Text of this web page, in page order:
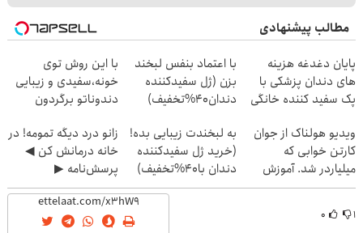
مطالب پیشنهادی
پایان دغدغه هزینه
های دندان پزشکی با
پک سفید کننده خانگی
با اعتماد بنفس لبخند
بزن (ژل سفیدکننده
دندان40%تخفیف)
با این روش توی
خونه،سفیدی و زیبایی
دندوناتو برگردون
ویدیو هولناک از جوان
کارتن خوابی که
میلیاردر شد. آموزش
رایگان
به لبخندت زیبایی بده!
(خرید ژل سفیدکننده
دندان با40%تخفیف)
زانو درد دیگه تمومه! در
خانه درمانش کن ◀
پرسش‌نامه ▶
۱ ۰